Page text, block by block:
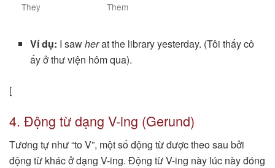
They
Them
Ví dụ: I sawherat the library yesterday. (Tôi thấy cô
ấy ở thư viện hôm qua).
[
4. Động từ dạng V-ing (Gerund)
Tương tự như “to V”, một số động từ được theo sau bởi
động từ khác ở dạng V-ing. Động từ V-ing này lúc này đóng